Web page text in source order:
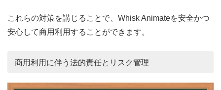
これらの対策を講じることで、Whisk Animateを安全かつ
安心して商用利用することができます。
商用利用に伴う法的責任とリスク管理